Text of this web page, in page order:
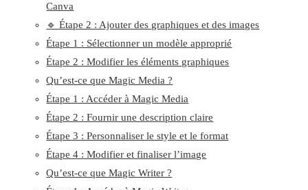
Canva
🔹 Étape 2 : Ajouter des graphiques et des images
Étape 1 : Sélectionner un modèle approprié
Étape 2 : Modifier les éléments graphiques
Qu’est-ce que Magic Media ?
Étape 1 : Accéder à Magic Media
Étape 2 : Fournir une description claire
Étape 3 : Personnaliser le style et le format
Étape 4 : Modifier et finaliser l’image
Qu’est-ce que Magic Writer ?